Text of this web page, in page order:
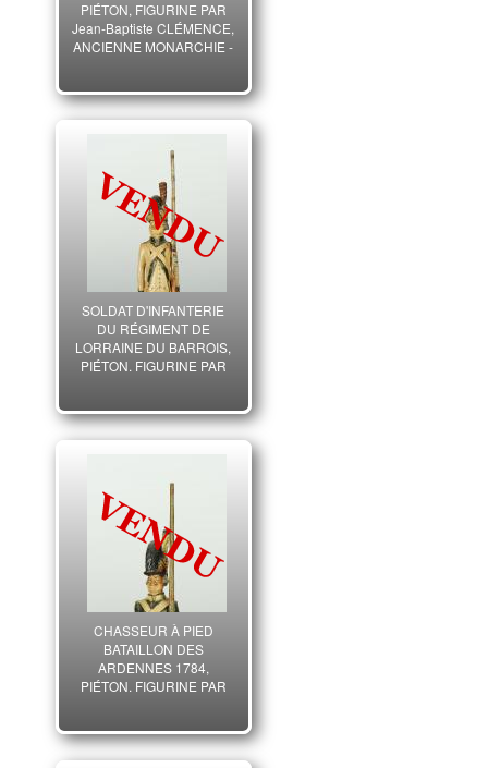
PIÉTON, FIGURINE PAR
Jean-Baptiste CLÉMENCE,
ANCIENNE MONARCHIE -
SOLDAT D'INFANTERIE
DU RÉGIMENT DE
LORRAINE DU BARROIS,
PIÉTON, FIGURINE PAR
CHASSEUR À PIED
BATAILLON DES
ARDENNES 1784,
PIÉTON, FIGURINE PAR